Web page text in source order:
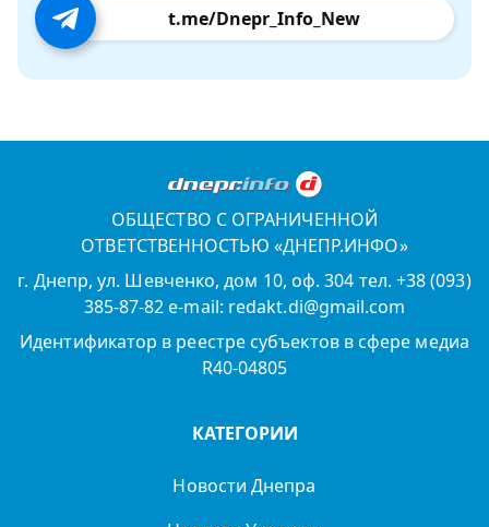
t.me/Dnepr_Info_New
ОБЩЕСТВО С ОГРАНИЧЕННОЙ
ОТВЕТСТВЕННОСТЬЮ «ДНЕПР.ИНФО»
г. Днепр, ул. Шевченко, дом 10, оф. 304 тел. +38 (093)
385-87-82 e-mail: redakt.di@gmail.com
Идентификатор в реестре субъектов в сфере медиа
R40-04805
КАТЕГОРИИ
Новости Днепра